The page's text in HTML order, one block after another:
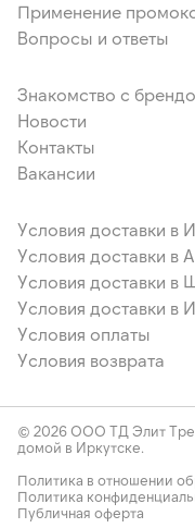
Применение
Вопросы и ответы
Знакомство с
Новости
Контакты
Вакансии
Условия доставки в
Условия доставки в
Условия доставки в
Условия доставки в
Условия оплаты
Условия возврата
© 2026 ООО ТД Элит
домой в Иркутске.
Политика в отношении
Политика
Публичная оферта